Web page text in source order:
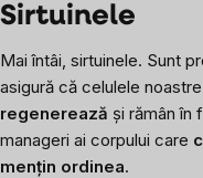
Sirtuinele
Mai întâi, sirtuinele. Sunt
asigură că celulele noastre
regenerează și rămân în
manageri ai corpului care
mențin ordinea.